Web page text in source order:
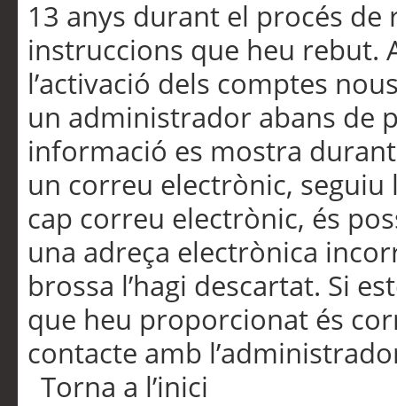
13 anys durant el procés de
instruccions que heu rebut.
l’activació dels comptes
un administrador abans de
informació es mostra
un correu electrònic,
cap correu electrònic, és
una adreça electrònica
brossa l’hagi descartat. Si
que heu proporcionat és
contacte amb
Torna a l’inici